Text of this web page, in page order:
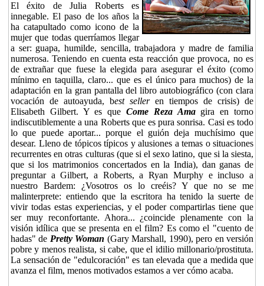
El éxito de Julia Roberts es
innegable. El paso de los años la
ha catapultado como icono de la
mujer que todas querríamos llegar
a ser: guapa, humilde, sencilla, trabajadora y madre de familia
numerosa. Teniendo en cuenta esta reacción que provoca, no es
de extrañar que fuese la elegida para asegurar el éxito (como
mínimo en taquilla, claro... que es el único para muchos) de la
adaptación en la gran pantalla del libro autobiográfico (con clara
vocación de autoayuda, best selleren tiempos de crisis) de
Elisabeth Gilbert. Y es que Come Reza Ama gira en torno
indiscutiblemente a una Roberts que es pura sonrisa. Casi es todo
lo que puede aportar... porque el guión deja muchísimo que
desear. Lleno de tópicos típicos y alusiones a temas o situaciones
recurrentes en otras culturas (que si el sexo latino, que si la siesta,
que si los matrimonios concertados en la India), dan ganas de
preguntar a Gilbert, a Roberts, a Ryan Murphy e incluso a
nuestro Bardem: ¿Vosotros os lo creéis? Y que no se me
malinterprete: entiendo que la escritora ha tenido la suerte de
vivir todas estas experiencias, y el poder compartirlas tiene que
ser muy reconfortante. Ahora... ¿coincide plenamente con la
visión idílica que se presenta en el film? Es como el "cuento de
hadas" de Pretty Woman (Gary Marshall, 1990), pero en versión
pobre y menos realista, si cabe, que el idilio millonario/prostituta.
La sensación de "edulcoración" es tan elevada que a medida que
avanza el film, menos motivados estamos a ver cómo acaba.